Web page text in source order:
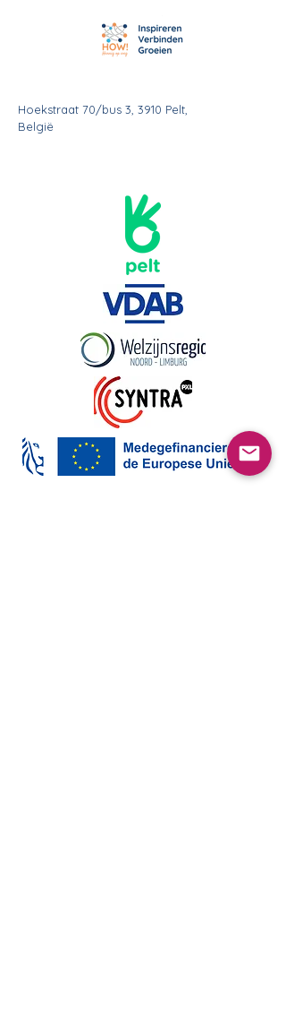
Hoekstraat 70/bus 3, 3910 Pelt,
België
wendy.hidalgo@welzijnsregio.be